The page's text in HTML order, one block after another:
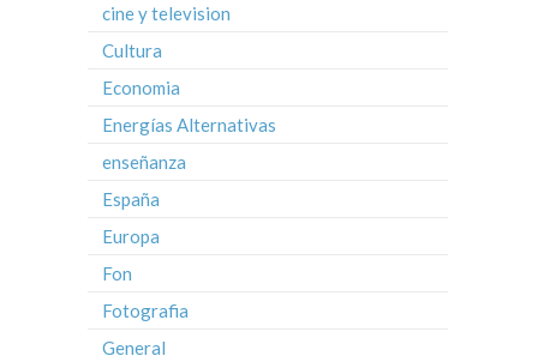
cine y television
Cultura
Economia
Energías Alternativas
enseñanza
España
Europa
Fon
Fotografia
General